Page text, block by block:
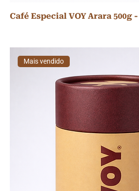
Café Especial VOY Arara 500g
Mais vendido